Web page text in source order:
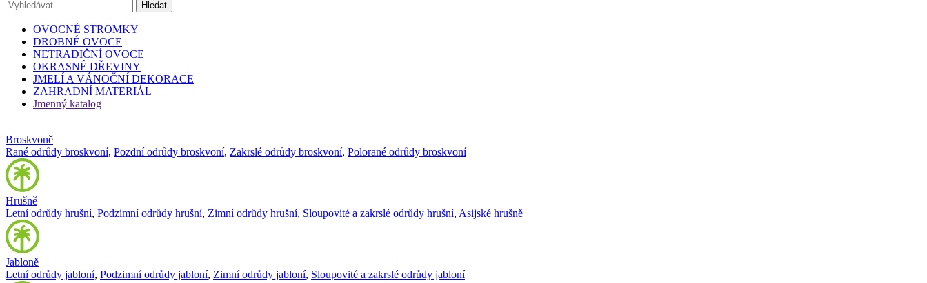
OVOCNÉ STROMKY
DROBNÉ OVOCE
NETRADIČNÍ OVOCE
OKRASNÉ DŘEVINY
JMELÍ A VÁNOČNÍ DEKORACE
ZAHRADNÍ MATERIÁL
Jmenný katalog
Broskvoně
Rané odrůdy broskvoní, Pozdní odrůdy broskvoní, Zakrslé odrůdy broskvoní, Polorané odrůdy broskvoní
Hrušně
Letní odrůdy hrušní, Podzimní odrůdy hrušní, Zimní odrůdy hrušní, Sloupovité a zakrslé odrůdy hrušní, Asijské hrušně
Jabloně
Letní odrůdy jabloní, Podzimní odrůdy jabloní, Zimní odrůdy jabloní, Sloupovité a zakrslé odrůdy jabloní